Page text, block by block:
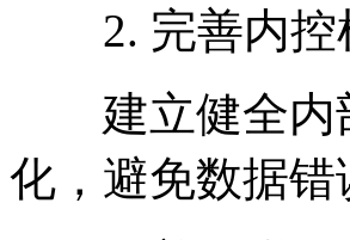
2. 完善内控
建立健全内部
化，避免数据